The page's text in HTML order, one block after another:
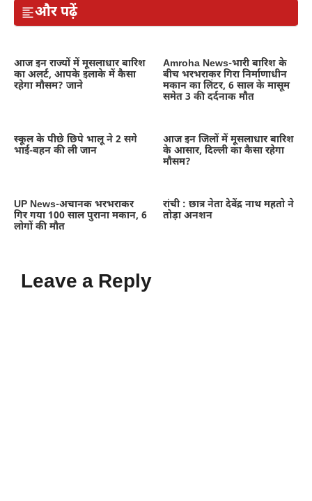
और पढ़ें
आज इन राज्यों में मूसलाधार बारिश
का अलर्ट, आपके इलाके में कैसा
रहेगा मौसम? जाने
Amroha News-भारी बारिश के
बीच भरभराकर गिरा निर्माणाधीन
मकान का लिंटर, 6 साल के मासूम
समेत 3 की दर्दनाक मौत
स्कूल के पीछे छिपे भालू ने 2 सगे
भाई-बहन की ली जान
आज इन जिलों में मूसलाधार बारिश
के आसार, दिल्ली का कैसा रहेगा
मौसम?
UP News-अचानक भरभराकर
गिर गया 100 साल पुराना मकान, 6
लोगों की मौत
रांची : छात्र नेता देवेंद्र नाथ महतो ने
तोड़ा अनशन
Leave a Reply